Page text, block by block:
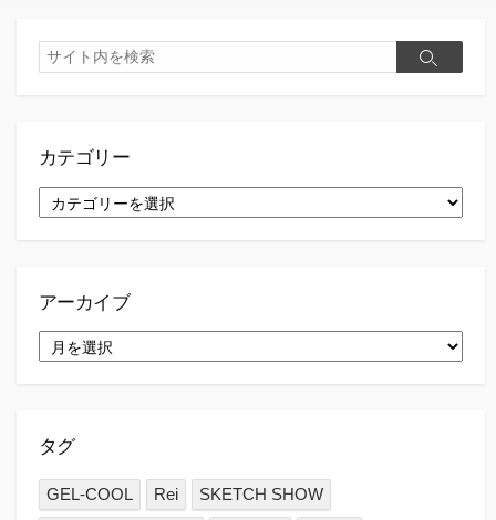
検
索
検
カテゴリー
テ
アーカイブ
ー
タグ
GEL-COOL Rei
SKETCH SHOW